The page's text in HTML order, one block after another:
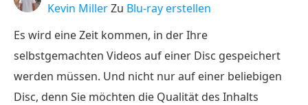
Kevin MillerZu Blu-ray erstellen
Es wird eine Zeit kommen, in der Ihre
selbstgemachten Videos auf einer Disc gespeichert
werden müssen. Und nicht nur auf einer beliebigen
Disc, denn Sie möchten die Qualität des Inhalts